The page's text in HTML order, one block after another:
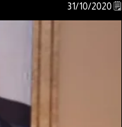
🗒️ 31/10/2020